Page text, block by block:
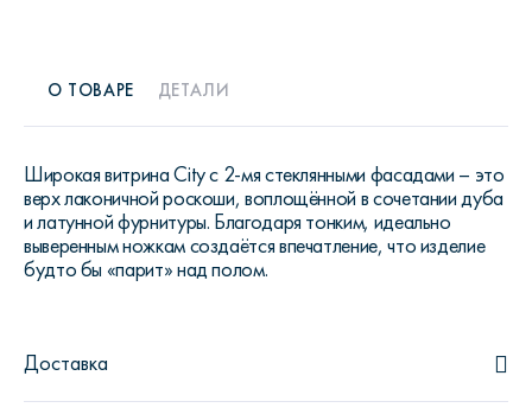
О ТОВАРЕ ДЕТАЛИ
Широкая витрина City с 2-мя стеклянными фасадами – это
верх лаконичной роскоши, воплощённой в сочетании дуба
и латунной фурнитуры. Благодаря тонким, идеально
выверенным ножкам создаётся впечатление, что изделие
будто бы «парит» над полом.
Доставка